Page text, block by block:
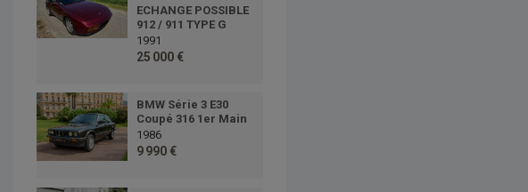
ECHANGE POSSIBLE
912 / 911 TYPE G
1991
25 000 €
BMW Série 3 E30
Coupé 316 1er Main
1986
9 990 €